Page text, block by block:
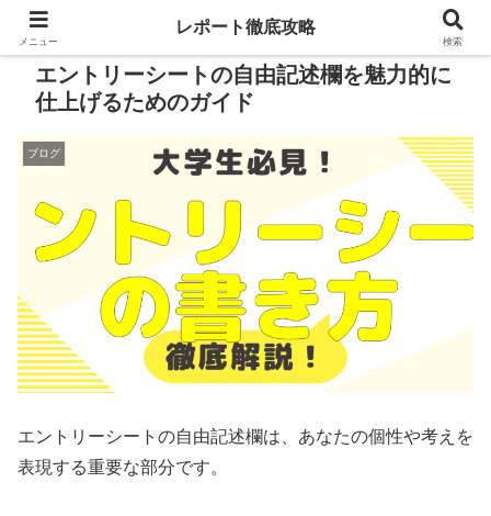
エントリーシートの自由記述欄を魅力的に
仕上げるためのガイド
ブログ
エントリーシートの自由記述欄は、あなたの個性や考えを
表現する重要な部分です。
メニュー
レポート徹底攻略
検索